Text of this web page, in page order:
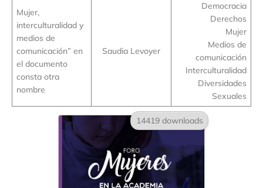
Mujer,
interculturalidad y
medios de
comunicación” en
el documento
consta otra
nombre
Saudia Levoyer
Democracia
Derechos
Mujer
Medios de
comunicación
Interculturalidad
Diversidades
Sexuales
14419 downloads